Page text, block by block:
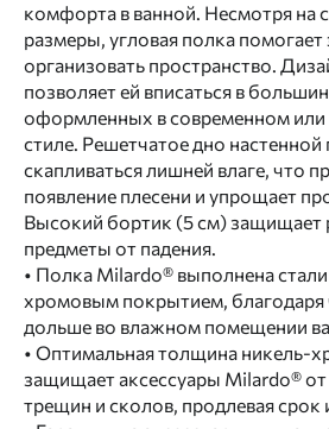
комфорта в ванной. Несмотря на
размеры, угловая полка
организовать пространство.
позволяет ей вписаться в
оформленных в современном или
стиле. Решетчатое дно настенной
скапливаться лишней влаге, что
появление плесени и упрощает
Высокий бортик (5 см)
предметы от падения.
• Полка Milardo® выполнена
хромовым покрытием, благодаря
дольше во влажном помещении
• Оптимальная толщина никель-
защищает аксессуары Milardo®
трещин и сколов, продлевая